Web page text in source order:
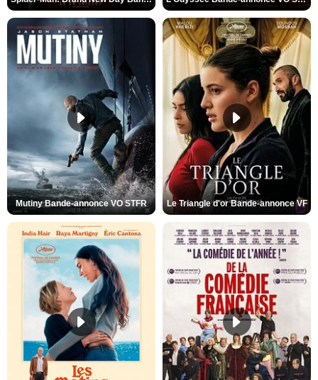
Mutiny Bande-annonce VO STFR Le Triangle d'or Bande-annonce VF